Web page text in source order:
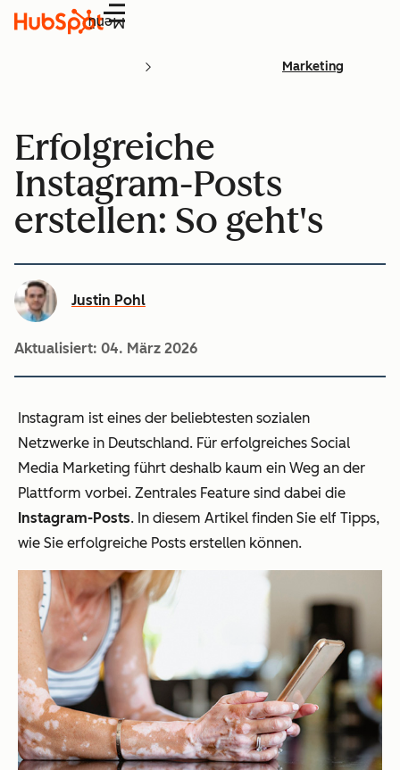
Menü
Marketing
Erfolgreiche
Instagram-Posts
erstellen: So geht's
Justin Pohl
Aktualisiert: 04. März 2026
Instagram ist eines der beliebtesten sozialen
Netzwerke in Deutschland. Für erfolgreiches Social
Media Marketing führt deshalb kaum ein Weg an der
Plattform vorbei. Zentrales Feature sind dabei die
Instagram-Posts. In diesem Artikel finden Sie elf Tipps,
wie Sie erfolgreiche Posts erstellen können.